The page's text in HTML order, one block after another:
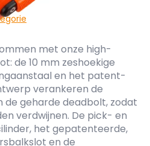
met onze high-
de 10 mm zeshoekige
en het patent-
verankeren de
geharde deadbolt, zodat
verdwijnen. De pick- en
het gepatenteerde,
en de